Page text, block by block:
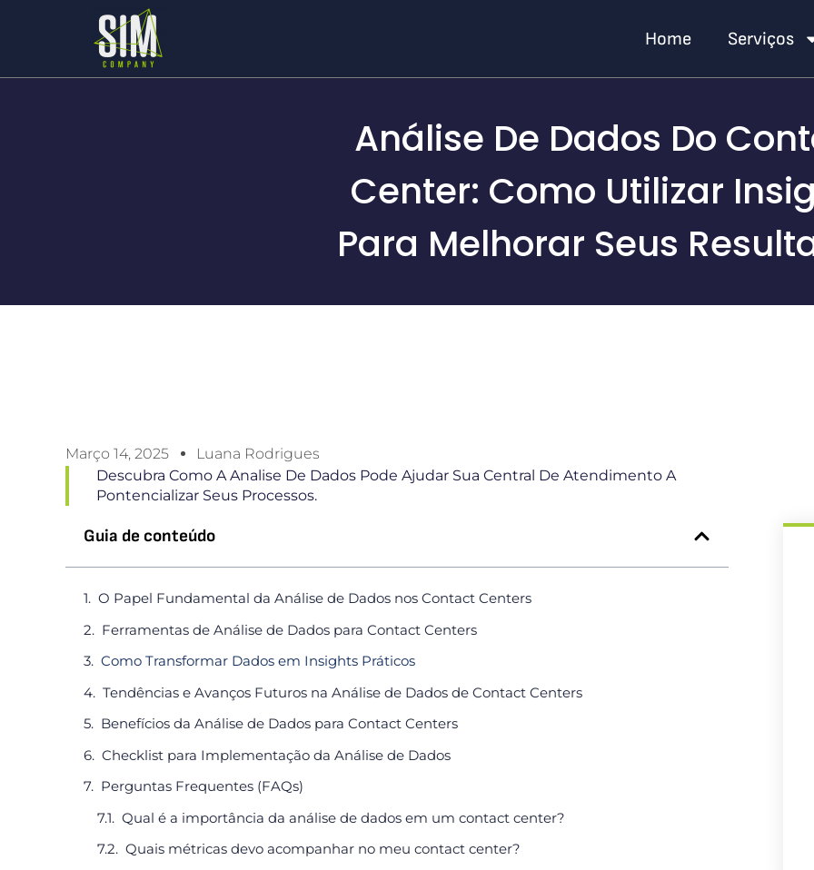
Home Serviços
Análise De Dados Do
Center: Como Utilizar
Para Melhorar Seus
Março 14, 2025
Luana Rodrigues
Descubra Como A Analise De Dados Pode Ajudar Sua Central De Atendimento A
Pontencializar Seus Processos.
Guia de conteúdo
O Papel Fundamental da Análise de Dados nos Contact Centers
Ferramentas de Análise de Dados para Contact Centers
Como Transformar Dados em Insights Práticos
Tendências e Avanços Futuros na Análise de Dados de Contact Centers
Benefícios da Análise de Dados para Contact Centers
Checklist para Implementação da Análise de Dados
Perguntas Frequentes (FAQs)
Qual é a importância da análise de dados em um contact center?
Quais métricas devo acompanhar no meu contact center?